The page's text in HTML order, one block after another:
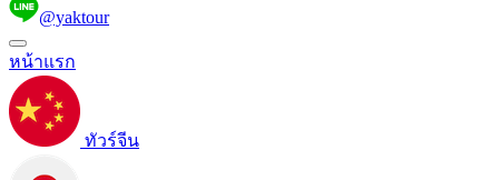
@yaktour
หน้าแรก
ทัวร์จีน